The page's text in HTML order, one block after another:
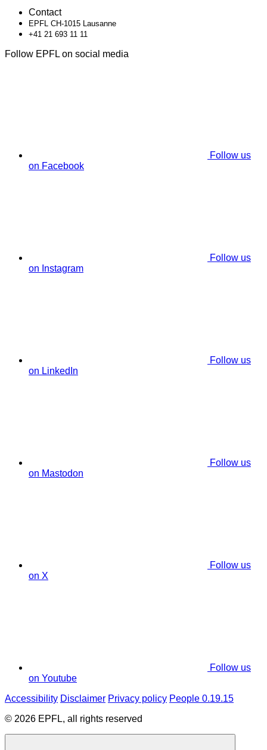
Contact
EPFL CH-1015 Lausanne
+41 21 693 11 11
Follow EPFL on social media
Follow us
on Facebook
Follow us
on Instagram
Follow us
on LinkedIn
Follow us
on Mastodon
Follow us
on X
Follow us
on Youtube
Accessibility Disclaimer Privacy policy People 0.19.15
© 2026 EPFL, all rights reserved